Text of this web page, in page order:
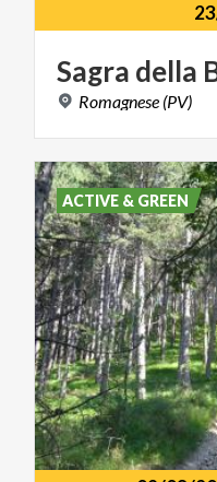
Sagra della
Romagnese (PV)
ACTIVE & GREEN